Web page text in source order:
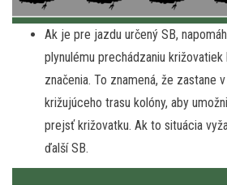
Ak je pre jazdu určený SB,
plynulému prechádzaniu
značenia. To znamená, že zastane
križujúceho trasu kolóny, aby
prejsť križovatku. Ak to situácia
ďalší SB.